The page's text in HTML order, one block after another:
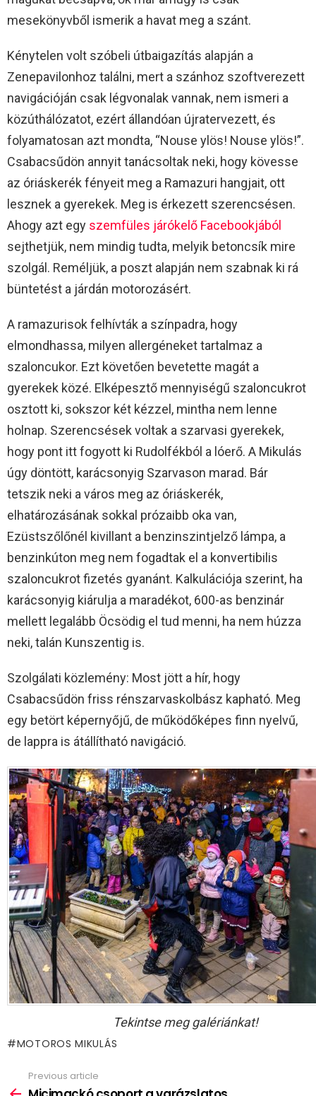
mesekönyvből ismerik a havat meg a szánt.
Kénytelen volt szóbeli útbaigazítás alapján a
Zenepavilonhoz találni, mert a szánhoz szoftverezett
navigációján csak légvonalak vannak, nem ismeri a
közúthálózatot, ezért állandóan újratervezett, és
folyamatosan azt mondta, “Nouse ylös! Nouse ylös!”.
Csabacsűdön annyit tanácsoltak neki, hogy kövesse
az óriáskerék fényeit meg a Ramazuri hangjait, ott
lesznek a gyerekek. Meg is érkezett szerencsésen.
Ahogy azt egy szemfüles járóke ő Facebookjából
sejthetjük, nem mindig tudta, melyik betoncsík mire
szolgál. Reméljük, a poszt alapján nem szabnak ki rá
büntetést a járdán motorozásért.
A ramazurisok felhívták a színpadra, hogy
elmondhassa, milyen allergéneket tartalmaz a
szaloncukor. Ezt követően bevetette magát a
gyerekek közé. Elképesztő mennyiségű szaloncukrot
osztott ki, sokszor két kézzel, mintha nem lenne
holnap. Szerencsések voltak a szarvasi gyerekek,
hogy pont itt fogyott ki Rudolfékból a lóerő. A Mikulás
úgy döntött, karácsonyig Szarvason marad. Bár
tetszik neki a város meg az óriáskerék,
elhatározásának sokkal prózaibb oka van,
Ezüstszőlőnél kivillant a benzinszintjelző lámpa, a
benzinkúton meg nem fogadtak el a konvertibilis
szaloncukrot fizetés gyanánt. Kalkulációja szerint, ha
karácsonyig kiárulja a maradékot, 600-as benzinár
mellett legalább Öcsödig el tud menni, ha nem húzza
neki, talán Kunszentig is.
Szolgálati közlemény: Most jött a hír, hogy
Csabacsűdön friss rénszarvaskolbász kapható. Meg
egy betört képernyőjű, de működőképes finn nyelvű,
de lappra is átállítható navigáció.
Tekintse meg galériánkat!
MOTOROS MIKULÁS
more
Previous article